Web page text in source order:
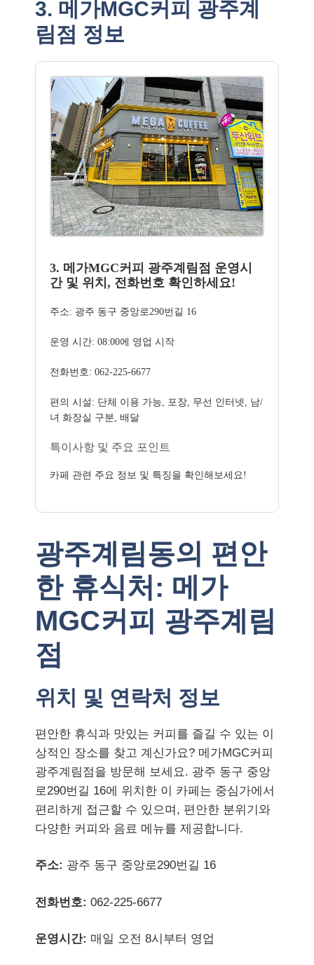
3. 메가MGC커피 광주계
림점 정보
3. 메가MGC커피 광주계림점 운영시
간 및 위치, 전화번호 확인하세요!
주소: 광주 동구 중앙로290번길 16
운영 시간: 08:00에 영업 시작
전화번호: 062-225-6677
편의 시설: 단체 이용 가능, 포장, 무선 인터넷, 남/
녀 화장실 구분, 배달
특이사항 및 주요 포인트
카페 관련 주요 정보 및 특징을 확인해보세요!
광주계림동의 편안
한 휴식처: 메가
MGC커피 광주계림
점
위치 및 연락처 정보
편안한 휴식과 맛있는 커피를 즐길 수 있는 이
상적인 장소를 찾고 계신가요? 메가MGC커피
광주계림점을 방문해 보세요. 광주 동구 중앙
로290번길 16에 위치한 이 카페는 중심가에서
편리하게 접근할 수 있으며, 편안한 분위기와
다양한 커피와 음료 메뉴를 제공합니다.
주소: 광주 동구 중앙로290번길 16
전화번호: 062-225-6677
운영시간: 매일 오전 8시부터 영업